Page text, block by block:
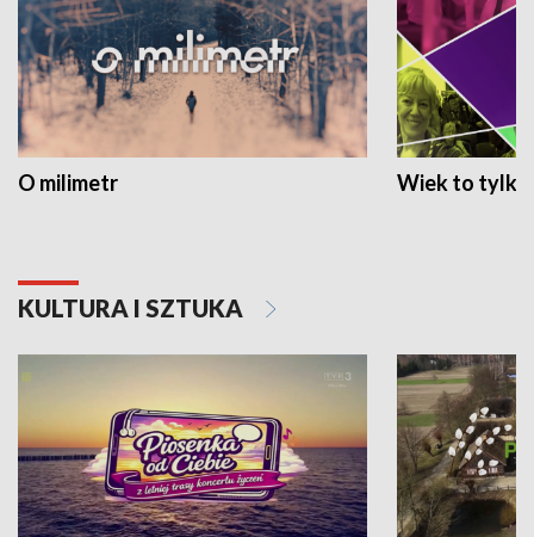
O milimetr Wiek to tylko
KULTURA I SZTUKA